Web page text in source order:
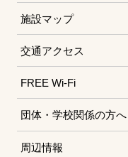
施設マップ
交通アクセス
FREE Wi-Fi
団体・学校関係の方へ
周辺情報